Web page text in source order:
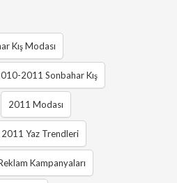
Kış Modası
2011 Sonbahar Kış
2011 Modası
2011 Yaz Trendleri
Kampanyaları